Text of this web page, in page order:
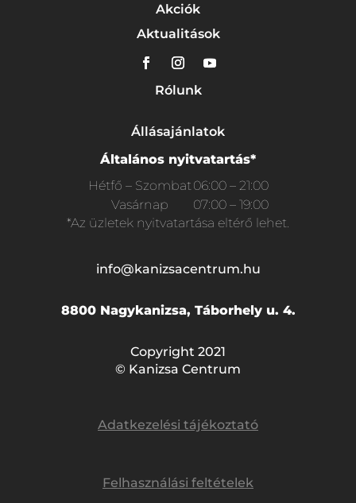
Akciók
Aktualitások
Rólunk
Állásajánlatok
Általános nyitvatartás*
Hétfő – Szombat06:00 – 21:00
Vasárnap
07:00 – 19:00
*Az üzletek nyitvatartása eltérő lehet.
info@kanizsacentrum.hu
8800 Nagykanizsa, Táborhely u. 4.
Copyright 2021
© Kanizsa Centrum
Adatkezelési tájékoztató
Felhasználási feltételek